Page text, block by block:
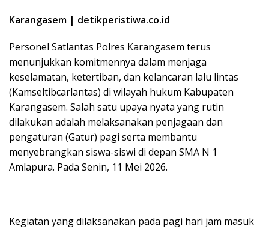
Karangasem | detikperistiwa.co.id
Personel Satlantas Polres Karangasem terus
menunjukkan komitmennya dalam menjaga
keselamatan, ketertiban, dan kelancaran lalu lintas
(Kamseltibcarlantas) di wilayah hukum Kabupaten
Karangasem. Salah satu upaya nyata yang rutin
dilakukan adalah melaksanakan penjagaan dan
pengaturan (Gatur) pagi serta membantu
menyebrangkan siswa-siswi di depan SMA N 1
Amlapura. Pada Senin, 11 Mei 2026.
Kegiatan yang dilaksanakan pada pagi hari jam masuk